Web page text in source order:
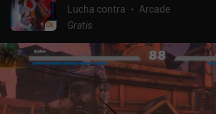
estudiar distintos movimientos en lugar de
solo. Incluso tenemos que redistribuir nuestros
habilidad antes de ciertas batallas para
especificidades.Story of a Gladiator es un
sin anuncios ni iAP. Aunque se hace repetitivo
consigue terminar antes de aburrir. Si te
acción trepidante, no dejes de probarlo.
Lucha contra
Arcade
Gratis